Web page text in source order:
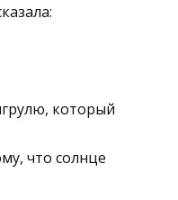
который
что солнце